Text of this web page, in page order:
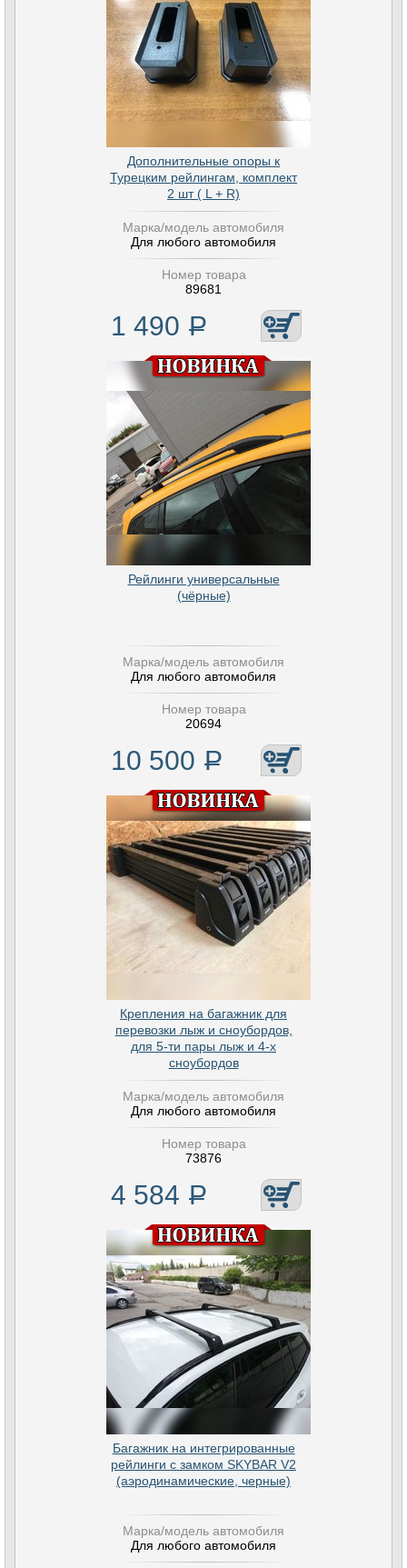
Дополнительные опоры к
Турецким рейлингам, комплект
2 шт ( L + R)
Марка/модель автомобиля
Для любого автомобиля
Номер товара
89681
1 490 Р
Рейлинги универсальные
(чёрные)
Марка/модель автомобиля
Для любого автомобиля
Номер товара
20694
10 500 Р
Крепления на багажник для
перевозки лыж и сноубордов,
для 5-ти пары лыж и 4-х
сноубордов
Марка/модель автомобиля
Для любого автомобиля
Номер товара
73876
4 584 Р
Багажник на интегрированные
рейлинги с замком SKYBAR V2
(аэродинамические, черные)
Марка/модель автомобиля
Для любого автомобиля